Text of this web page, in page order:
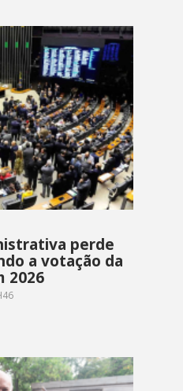
perde
a votação da
2026